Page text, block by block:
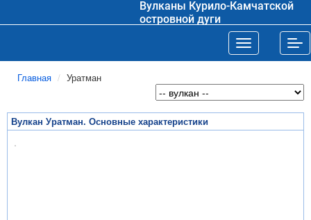
Вулканы Курило-Камчатской
островной дуги
Toggle
Главная Уратман
Вулкан Уратман. Основные характеристики